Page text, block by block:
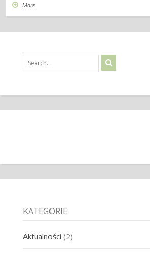
More
KATEGORIE
Aktualności (2)